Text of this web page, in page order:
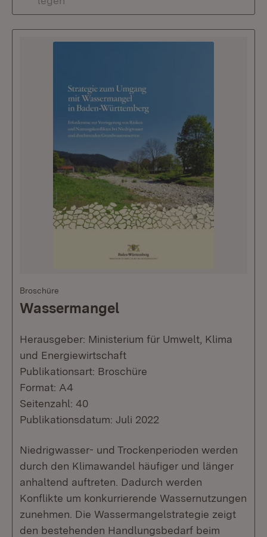
Broschüre
Wassermangel
Herausgeber: Ministerium für Umwelt, Klima
und Energiewirtschaft
Publikationsart: Broschüre
Format: A4
Seitenzahl: 40
Publikationsdatum: Juli 2022
Niedrigwasser- und Trockenperioden werden
durch den Klimawandel häufiger und länger
anhaltend auftreten. Dadurch werden
Konflikte um konkurrierende Wassernutzungen
zunehmen. Die Wassermangelstrategie zeigt
den bestehenden Handlungsbedarf beim